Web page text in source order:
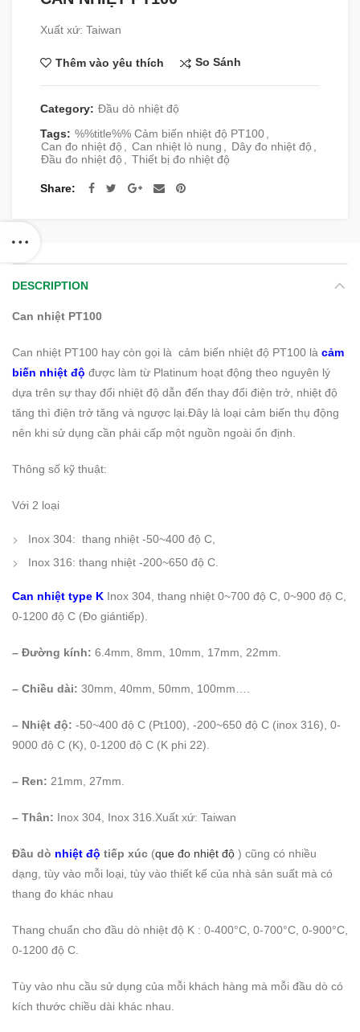
Xuất xứ: Taiwan
Thêm vào yêu thích So Sánh
Category: Đầu dò nhiệt độ
Tags: %%title%% Cảm biến nhiệt độ PT100
Can đo nhiệt độ
Can nhiệt lò nung Dây đo nhiệt độ
Đầu đo nhiệt độ
Thiết bị đo nhiệt độ
Share
DESCRIPTION
Can nhiệt PT100
Can nhiệt PT100 hay còn gọi là cảm biến nhiệt độ PT100 là cảm
biến nhiệt độ được làm từ Platinum hoạt động theo nguyên lý
dựa trên sự thay đổi nhiệt độ dẫn đến thay đổi điện trở, nhiệt độ
tăng thì điện trở tăng và ngược lại.Đây là loại cảm biến thụ động
nên khi sử dụng cần phải cấp một nguồn ngoài ổn định.
Thông số kỹ thuật:
Với 2 loại
Inox 304: thang nhiệt -50~400 độ C,
Inox 316: thang nhiệt -200~650 độ C.
Can nhiệt type K Inox 304, thang nhiệt 0~700 độ C, 0~900 độ C,
0-1200 độ C (Đo giántiếp).
– Đường kính: 6.4mm, 8mm, 10mm, 17mm, 22mm.
– Chiều dài: 30mm, 40mm, 50mm, 100mm….
– Nhiệt độ: -50~400 độ C (Pt100), -200~650 độ C (inox 316), 0-
9000 độ C (K), 0-1200 độ C (K phi 22).
– Ren: 21mm, 27mm.
– Thân: Inox 304, Inox 316.Xuất xứ: Taiwan
Đầu dò nhiệt độ tiếp xúc (que đo nhiệt độ ) cũng có nhiều
dạng, tùy vào mỗi loại, tùy vào thiết kế của nhà sản suất mà có
thang đo khác nhau
Thang chuẩn cho đầu dò nhiệt độ K : 0-400°C, 0-700°C, 0-900°C,
0-1200 độ C.
Tùy vào nhu cầu sử dụng của mỗi khách hàng mà mỗi đầu dò có
kích thước chiều dài khác nhau.